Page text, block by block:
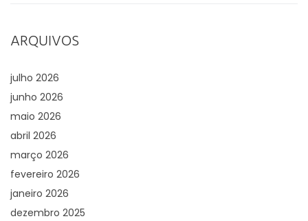
ARQUIVOS
julho 2026
junho 2026
maio 2026
abril 2026
março 2026
fevereiro 2026
janeiro 2026
dezembro 2025